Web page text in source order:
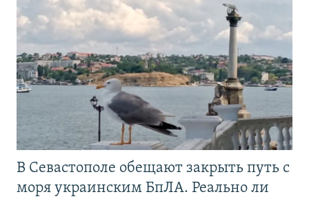
В Севастополе обещают закрыть путь с
моря украинским БпЛА. Реально ли